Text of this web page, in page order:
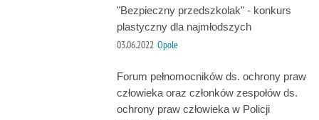
"Bezpieczny przedszkolak" - konkurs
plastyczny dla najmłodszych
03.06.2022 Opole
Forum pełnomocników ds. ochrony praw
człowieka oraz członków zespołów ds.
ochrony praw człowieka w Policji